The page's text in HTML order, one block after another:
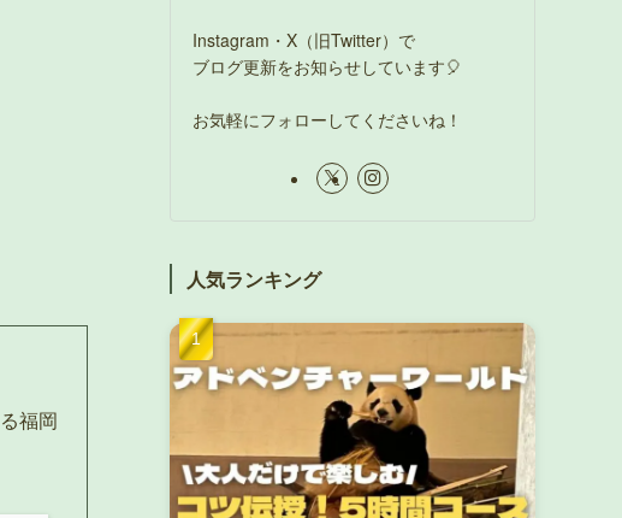
福岡
Instagram・X（旧Twitter）で
ブログ更新をお知らせしています🎈
お気軽にフォローしてくださいね！
人気ランキング